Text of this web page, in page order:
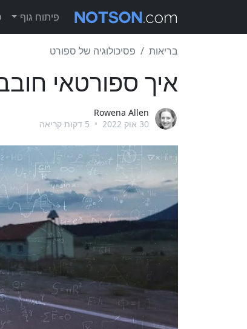
פיתוח גוף
בריאות פסיכולוגיה של ספורט
איך ספורטאי
Rowena Allen
30 אוק 2022
•